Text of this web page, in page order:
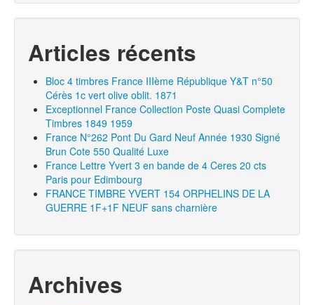
Articles récents
Bloc 4 timbres France IIIème République Y&T n°50
Cérès 1c vert olive oblit. 1871
Exceptionnel France Collection Poste Quasi Complete
Timbres 1849 1959
France N°262 Pont Du Gard Neuf Année 1930 Signé
Brun Cote 550 Qualité Luxe
France Lettre Yvert 3 en bande de 4 Ceres 20 cts
Paris pour Edimbourg
FRANCE TIMBRE YVERT 154 ORPHELINS DE LA
GUERRE 1F+1F NEUF sans charnière
Archives